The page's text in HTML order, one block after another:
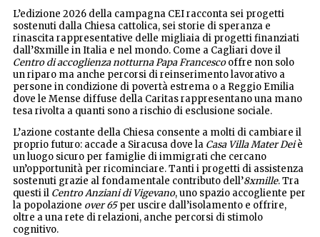
L’edizione 2026 della campagna CEI racconta sei progetti
sostenuti dalla Chiesa cattolica, sei storie di speranza e
rinascita rappresentative delle migliaia di progetti finanziati
dall’8xmille in Italia e nel mondo. Come a Cagliari dove il
Centro di accoglienza notturna Papa Francescooffre non solo
un riparo ma anche percorsi di reinserimento lavorativo a
persone in condizione di povertà estrema o a Reggio Emilia
dove le Mense diffuse della Caritas rappresentano una mano
tesa rivolta a quanti sono a rischio di esclusione sociale.
L’azione costante della Chiesa consente a molti di cambiare il
proprio futuro: accade a Siracusa dove la Casa Villa Mater Deiè
un luogo sicuro per famiglie di immigrati che cercano
un’opportunità per ricominciare. Tanti i progetti di assistenza
sostenuti grazie al fondamentale contributo dell’8xmille. Tra
questi il Centro Anziani diVigevano, uno spazio accogliente per
la popolazione over 65per uscire dall’isolamento e offrire,
oltre a una rete di relazioni, anche percorsi di stimolo
cognitivo.